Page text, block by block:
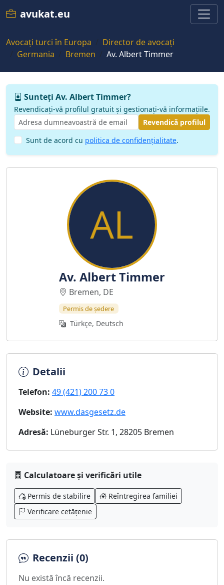
avukat.eu
Avocați turci în Europa
Director de avocați
Germania
Bremen Av. Albert Timmer
Sunteți Av. Albert Timmer?
Revendicați-vă profilul gratuit și gestionați-vă informațiile.
Revendică profilul
Sunt de acord cu politica de confidențialitate.
Av. Albert Timmer
Bremen, DE
Permis de ședere
Türkçe, Deutsch
Detalii
Telefon: 49 (421) 200 73 0
Website: www.dasgesetz.de
Adresă: Lüneburger Str. 1, 28205 Bremen
Calculatoare și verificări utile
Permis de stabilire
Reîntregirea familiei
Verificare cetățenie
Recenzii (0)
Nu există încă recenzii.